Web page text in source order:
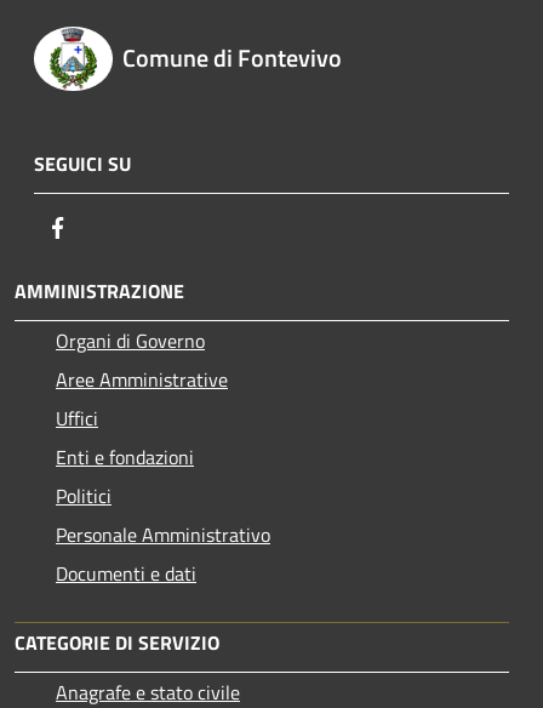
Comune di Fontevivo
SEGUICI SU
AMMINISTRAZIONE
Organi di Governo
Aree Amministrative
Uffici
Enti e fondazioni
Politici
Personale Amministrativo
Documenti e dati
CATEGORIE DI SERVIZIO
Anagrafe e stato civile